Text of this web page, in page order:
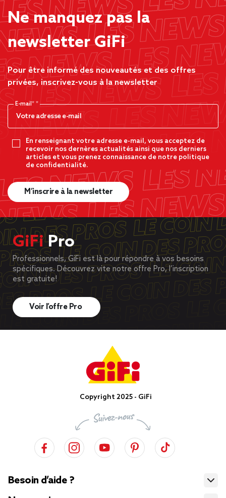
Ne manquez pas la
newsletter GiFi
Pour être informé des nouveautés et des offres
privées, inscrivez-vous à la newsletter
E-mail*
En renseignant votre adresse e-mail, vous acceptez de
recevoir nos dernères actualités ainsi que nos derniers
articles et vous prenez connaissance de notre politique
de confidentialité.
M’inscrire à la newsletter
GiFiPro
Professionnels, GiFi est là pour répondre à vos besoins
spécifiques. Découvrez vite notre offre Pro, l’inscription
est gratuite!
Voir l’offre Pro
Copyright 2025 - GiFi
Besoin d’aide ?